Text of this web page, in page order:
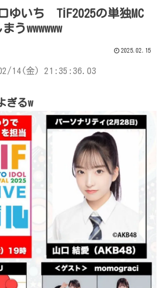
口ゆいち TİF2025の単独MC
うwwwwww
2025.02.15
14(金) 21:35:36.03
ぎるw